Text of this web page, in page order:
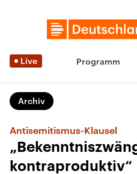
Live Programm
Archiv
Antisemitismus-Klausel
kontraproduktiv“